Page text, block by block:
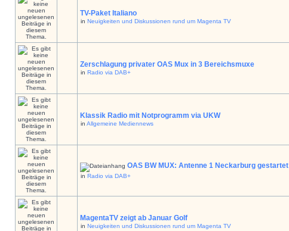
TV-Paket Italiano
in Neuigkeiten und Diskussionen rund um Magenta TV
Zerschlagung privater OAS Mux in 3 Bereichsmuxe
in Radio via DAB+
Klassik Radio mit Notprogramm via UKW
in Allgemeine Mediennews
OAS BW MUX: Antenne 1 Neckarburg gestartet
in Radio via DAB+
MagentaTV zeigt ab Januar Golf
in Neuigkeiten und Diskussionen rund um Magenta TV